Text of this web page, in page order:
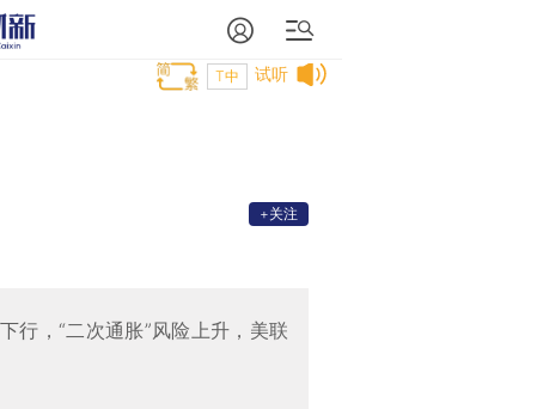
试听
T中
+关注
行，“二次通胀”风险上升，美联